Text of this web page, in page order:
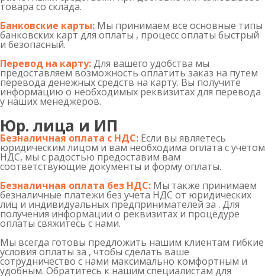
товара со склада.
Банковские карты: Мы принимаем все основные типы
банковских карт для оплаты , процесс оплаты быстрый
и безопасный.
Перевод на карту:Для вашего удобства мы
предоставляем возможность оплатить заказ на путем
перевода денежных средств на карту. Вы получите
информацию о необходимых реквизитах для перевода
у наших менеджеров.
Юр. лица и ИП
Безналичная оплата с НДС: Если вы являетесь
юридическим лицом и вам необходима оплата с учетом
НДС, мы с радостью предоставим вам
соответствующие документы и форму оплаты.
Безналичная оплата без НДС: Мы также принимаем
безналичные платежи без учета НДС от юридических
лиц и индивидуальных предпринимателей за . Для
получения информации о реквизитах и процедуре
оплаты свяжитесь с нами.
Мы всегда готовы предложить нашим клиентам гибкие
условия оплаты за , чтобы сделать ваше
сотрудничество с нами максимально комфортным и
удобным. Обратитесь к нашим специалистам для